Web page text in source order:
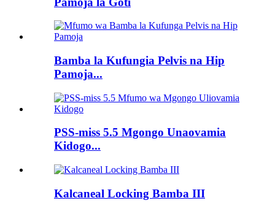
Bamba la Kufungia Pelvis na Hip
Pamoja...
PSS-miss 5.5 Mgongo Unaovamia
Kidogo...
Kalcaneal Locking Bamba III